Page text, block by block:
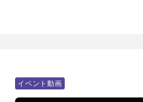
イベント動画